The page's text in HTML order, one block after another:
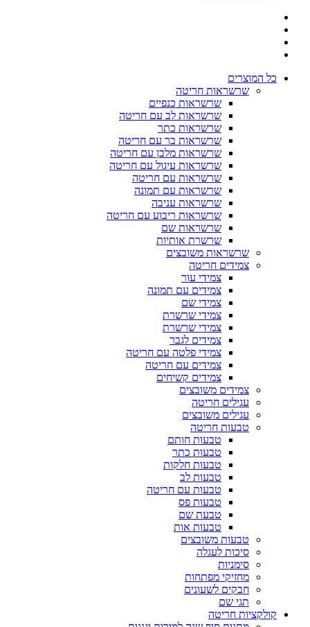
כל המוצרים
שרשראות חריטה
שרשראות כנפיים
שרשראות לב עם חריטה
שרשראות כתר
שרשראות בר עם חריטה
שרשראות מלבן עם חריטה
שרשראות עיגול עם חריטה
שרשראות עם חריטה
שרשראות עם תמונה
שרשראות עניבה
שרשראות ריבוע עם חריטה
שרשראות שם
שרשרת אותיות
שרשראות משובצים
צמידים חריטה
צמידי עור
צמידים עם תמונה
צמידי שם
צמידי שרשרת
צמידי שרשרת
צמידים לגבר
צמידי פלטה עם חריטה
צמידים עם חריטה
צמידים קשיחים
צמידים משובצים
עגילים חריטה
עגילים משובצים
טבעות חריטה
טבעות חותם
טבעות כתר
טבעות חלקות
טבעות לב
טבעות עם חריטה
טבעות פס
טבעת שם
טבעות אות
טבעות משובצים
סיכות לעגלה
סימניות
מחזיקי מפתחות
חבקים לשעונים
תגי שם
קולקציות חריטה